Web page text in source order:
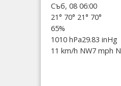
Съб, 08 06:00
21° 70° 21° 70°
65%
1010 hPa29.83 inHg
11 km/h NW7 mph